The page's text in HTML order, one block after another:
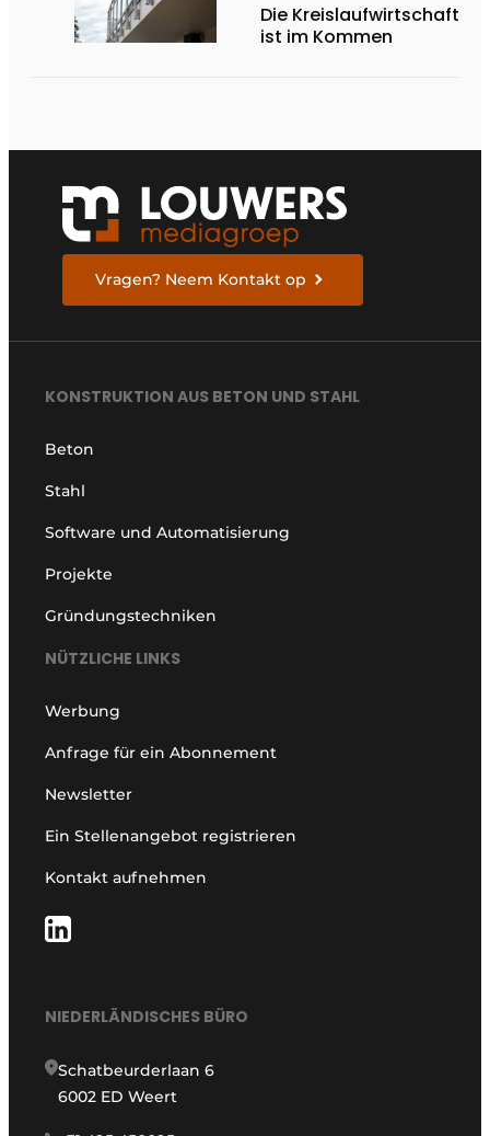
Die Kreislaufwirtschaft
ist im Kommen
Vragen? Neem Kontakt op
KONSTRUKTION AUS BETON UND STAHL
Beton
Stahl
Software und Automatisierung
Projekte
Gründungstechniken
NÜTZLICHE LINKS
Werbung
Anfrage für ein Abonnement
Newsletter
Ein Stellenangebot registrieren
Kontakt aufnehmen
NIEDERLÄNDISCHES BÜRO
Schatbeurderlaan 6
6002 ED Weert